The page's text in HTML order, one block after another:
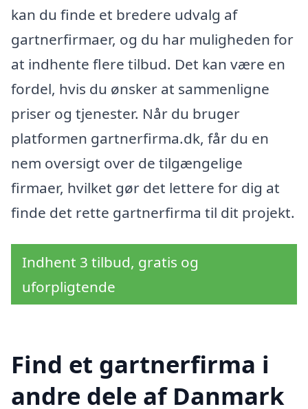
kan du finde et bredere udvalg af
gartnerfirmaer, og du har muligheden for
at indhente flere tilbud. Det kan være en
fordel, hvis du ønsker at sammenligne
priser og tjenester. Når du bruger
platformen gartnerfirma.dk, får du en
nem oversigt over de tilgængelige
firmaer, hvilket gør det lettere for dig at
finde det rette gartnerfirma til dit projekt.
Indhent 3 tilbud, gratis og
uforpligtende
Find et gartnerfirma i
andre dele af Danmark